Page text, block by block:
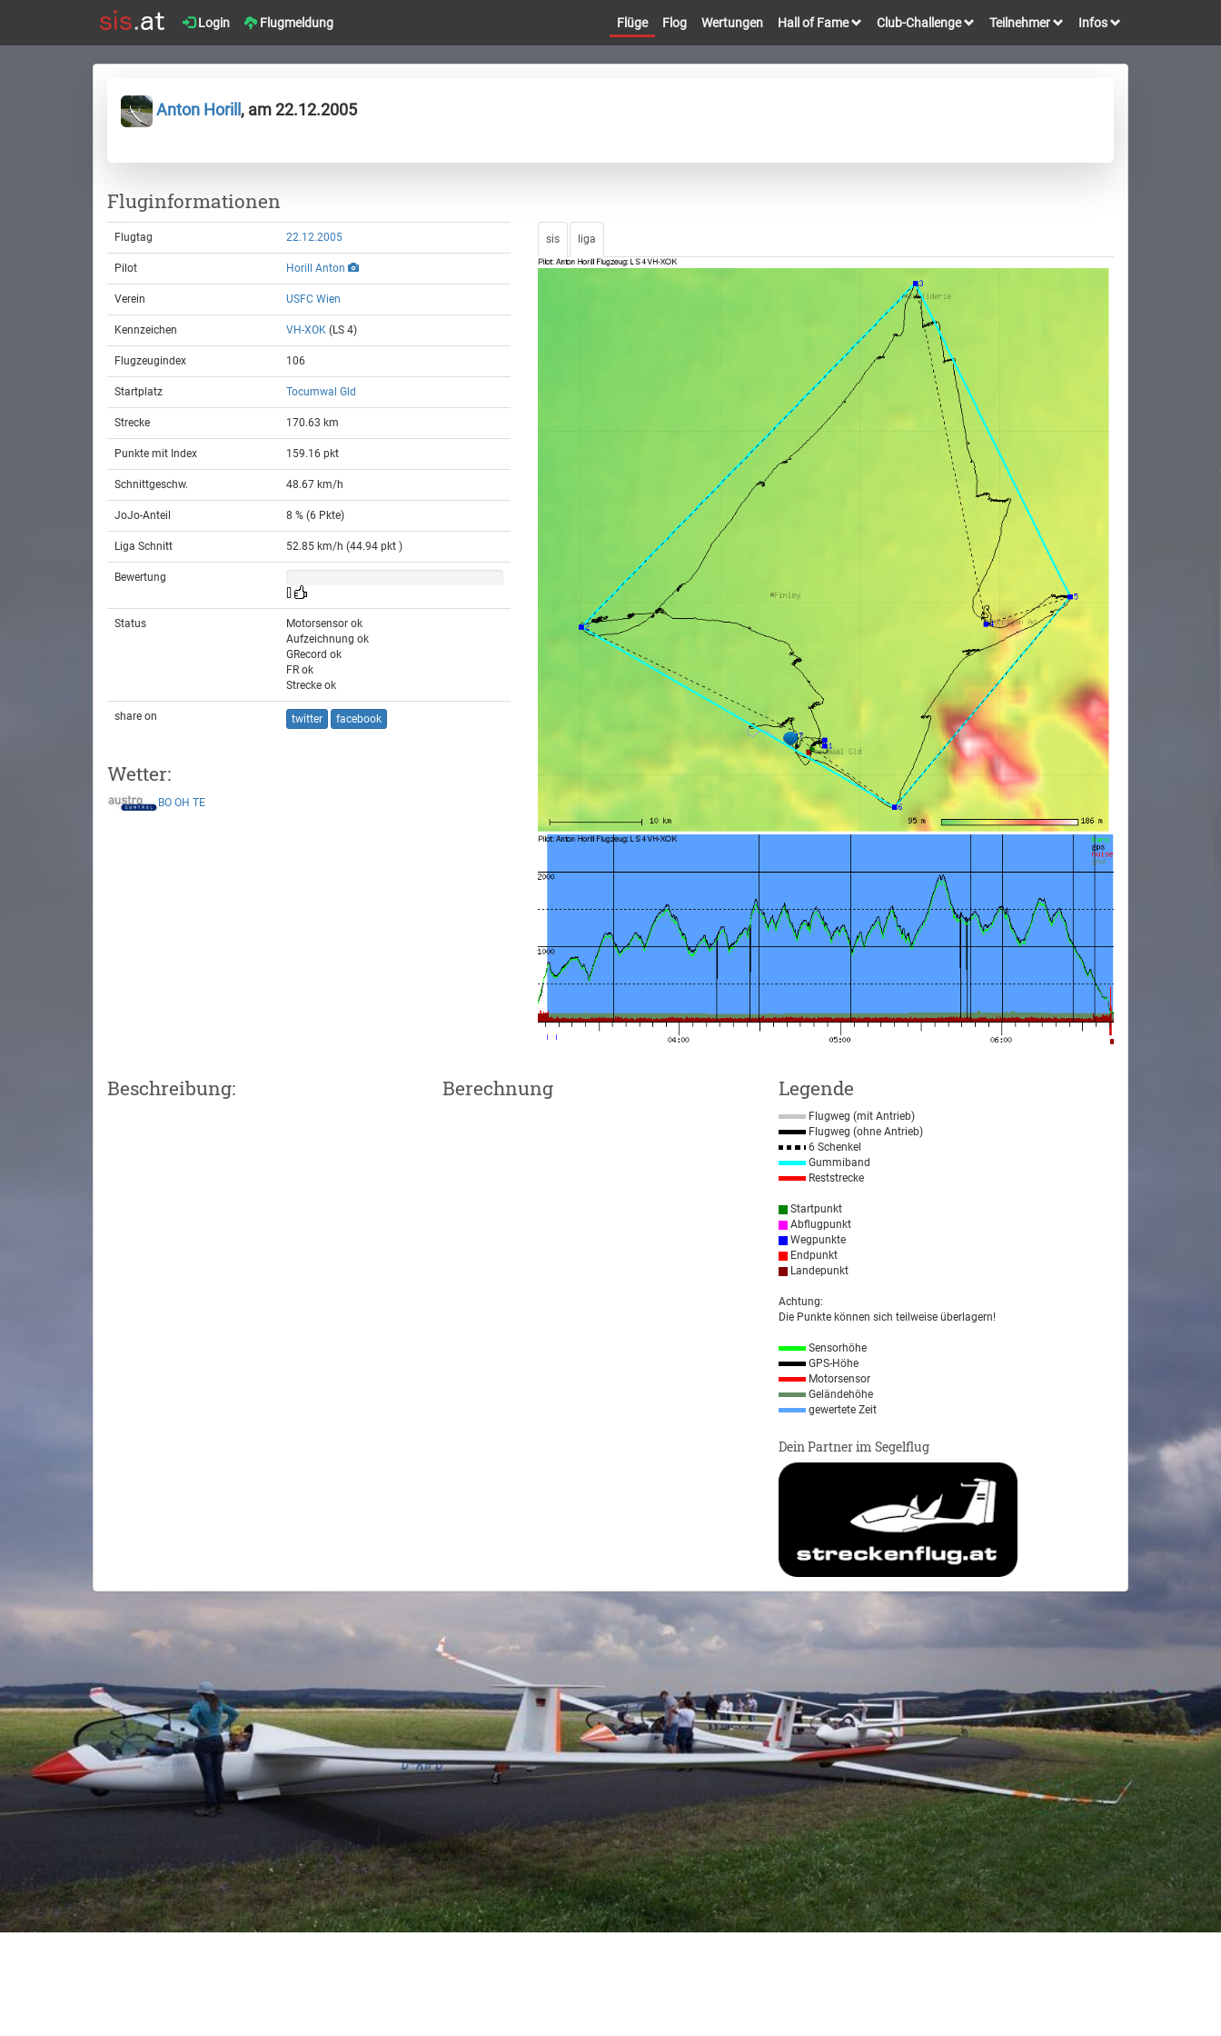
Login Flugmeldung Flüge Flog Wertungen Hall of Fame Club-Challenge Teilnehmer Infos
Anton Horill , am 22.12.2005
Fluginformationen
Flugtag 22.12.2005
Pilot Horill Anton
Verein USFC Wien
Kennzeichen VH-XOK (LS 4)
Flugzeugindex 106
Startplatz Tocumwal Gld
Strecke 170.63 km
Punkte mit Index 159.16 pkt
Schnittgeschw. 48.67 km/h
JoJo-Anteil 8 % (6 Pkte)
Liga Schnitt 52.85 km/h (44.94 pkt )
Bewertung
[]
Status
Motorsensor ok
Aufzeichnung ok
GRecord ok
FR ok
Strecke ok
share on twitter facebook
Wetter:
BO OH TE
sis liga
Beschreibung: Berechnung Legende
Flugweg (mit Antrieb)
Flugweg (ohne Antrieb)
6 Schenkel
Gummiband
Reststrecke
Startpunkt
Abflugpunkt
Wegpunkte
Endpunkt
Landepunkt
Achtung:
Die Punkte können sich teilweise überlagern!
Sensorhöhe
GPS-Höhe
Motorsensor
Geländehöhe
gewertete Zeit
Dein Partner im Segelflug